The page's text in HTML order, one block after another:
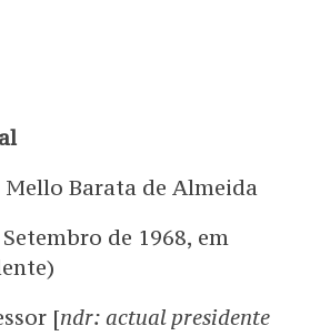
Barata de Almeida
de 1968, em
[ndr: actual presidente